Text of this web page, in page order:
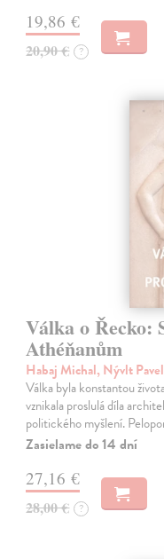
19,86 €
20,90 € ?
Válka o Řecko:
Athéňanům
Habaj Michal, Nývlt Pavel
Válka byla konstantou
vznikala proslulá díla
politického myšlení.
Zasielame do 14 dní
27,16 €
28,00 € ?